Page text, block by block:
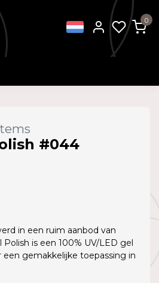
0
#044
in een ruim aanbod van
is een 100% UV/LED gel
gemakkelijke toepassing in